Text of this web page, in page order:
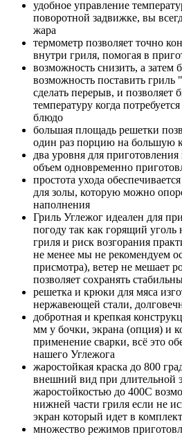
удобное управление
поворотной задвижке, вы
жара
термометр позволяет точно
внутри гриля, помогая в
возможность снизить, а затем
возможность поставить гриль
сделать перерыв, и позволяет
температуру когда
блюдо
большая площадь решетки
один раз порцию на большую
два уровня для
объем одновременно
простота ухода
для золы, которую можно
наполнения
Гриль Углежог идеален для
погоду так как горящий уголь
гриля и риск возгорания
не менее мы не рекомендуем
присмотра), ветер не мешает
позволяет сохранять
решетка и крюки для мяса
нержавеющей стали,
добротная и крепкая
мм у бочки, экрана (опция) и
применение сварки, всё это
нашего Углежога
жаростойкая краска до 800
внешний вид при длительной
жаростойкостью до 400С
нижней части гриля если не
экран который идет в
множество режимов